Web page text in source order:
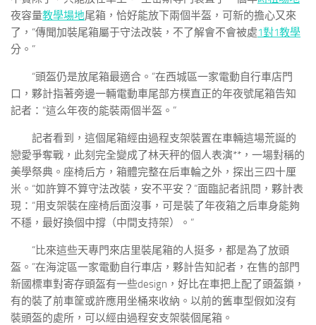
夜容量教學場地尾箱，恰好能放下兩個半盔，可新的擔心又來
了，“傳聞加裝尾箱屬于守法改裝，不了解會不會被處1對1教學
分。”
“頭盔仍是放尾箱最適合。”在西城區一家電動自行車店門
口，夥計指著旁邊一輛電動車尾部方樸直正的年夜號尾箱告知
記者：“這么年夜的能裝兩個半盔。”
記者看到，這個尾箱經由過程支架裝置在車輛這場荒誕的
戀愛爭奪戰，此刻完全變成了林天秤的個人表演**，一場對稱的
美學祭典。座椅后方，箱體完整在后車輪之外，探出三四十厘
米。“如許算不算守法改裝，安不平安？”面臨記者訊問，夥計表
現：“用支架裝在座椅后面沒事，可是裝了年夜箱之后車身能夠
不穩，最好換個中撐（中間支持架）。”
“比來這些天專門來店里裝尾箱的人挺多，都是為了放頭
盔。”在海淀區一家電動自行車店，夥計告知記者，在售的部門
新國標車對寄存頭盔有一些design，好比在車把上配了頭盔鎖，
有的裝了前車筐或許應用坐桶來收納。以前的舊車型假如沒有
裝頭盔的處所，可以經由過程安支架裝個尾箱。